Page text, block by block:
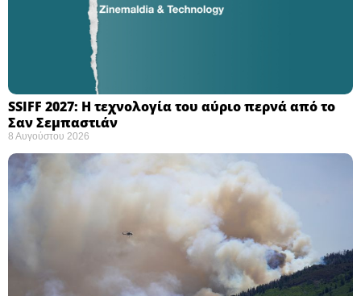
SSIFF 2027: Η τεχνολογία του αύριο περνά από το
Σαν Σεμπαστιάν ​
8 Αυγούστου 2026